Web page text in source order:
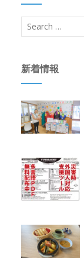
新着情報